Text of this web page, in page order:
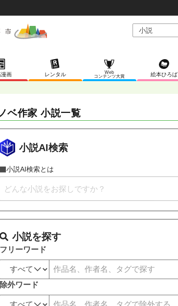
画 レンタル
Web
コンテンツ大賞
絵本ひろば
ベ作家 小説一覧
小説AI検索
小説AI検索とは
小説を探す
フリーワード
除外ワード